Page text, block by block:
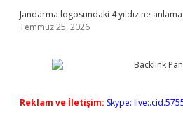
Jandarma logosundaki 4 yıldız ne
Temmuz 25, 2026
Reklam ve İletişim: Skype: